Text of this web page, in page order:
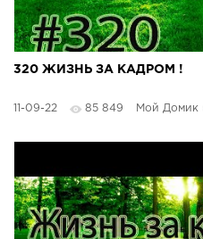
320 ЖИЗНЬ ЗА КАДРОМ !
11-09-22 85 849 Мой Домик